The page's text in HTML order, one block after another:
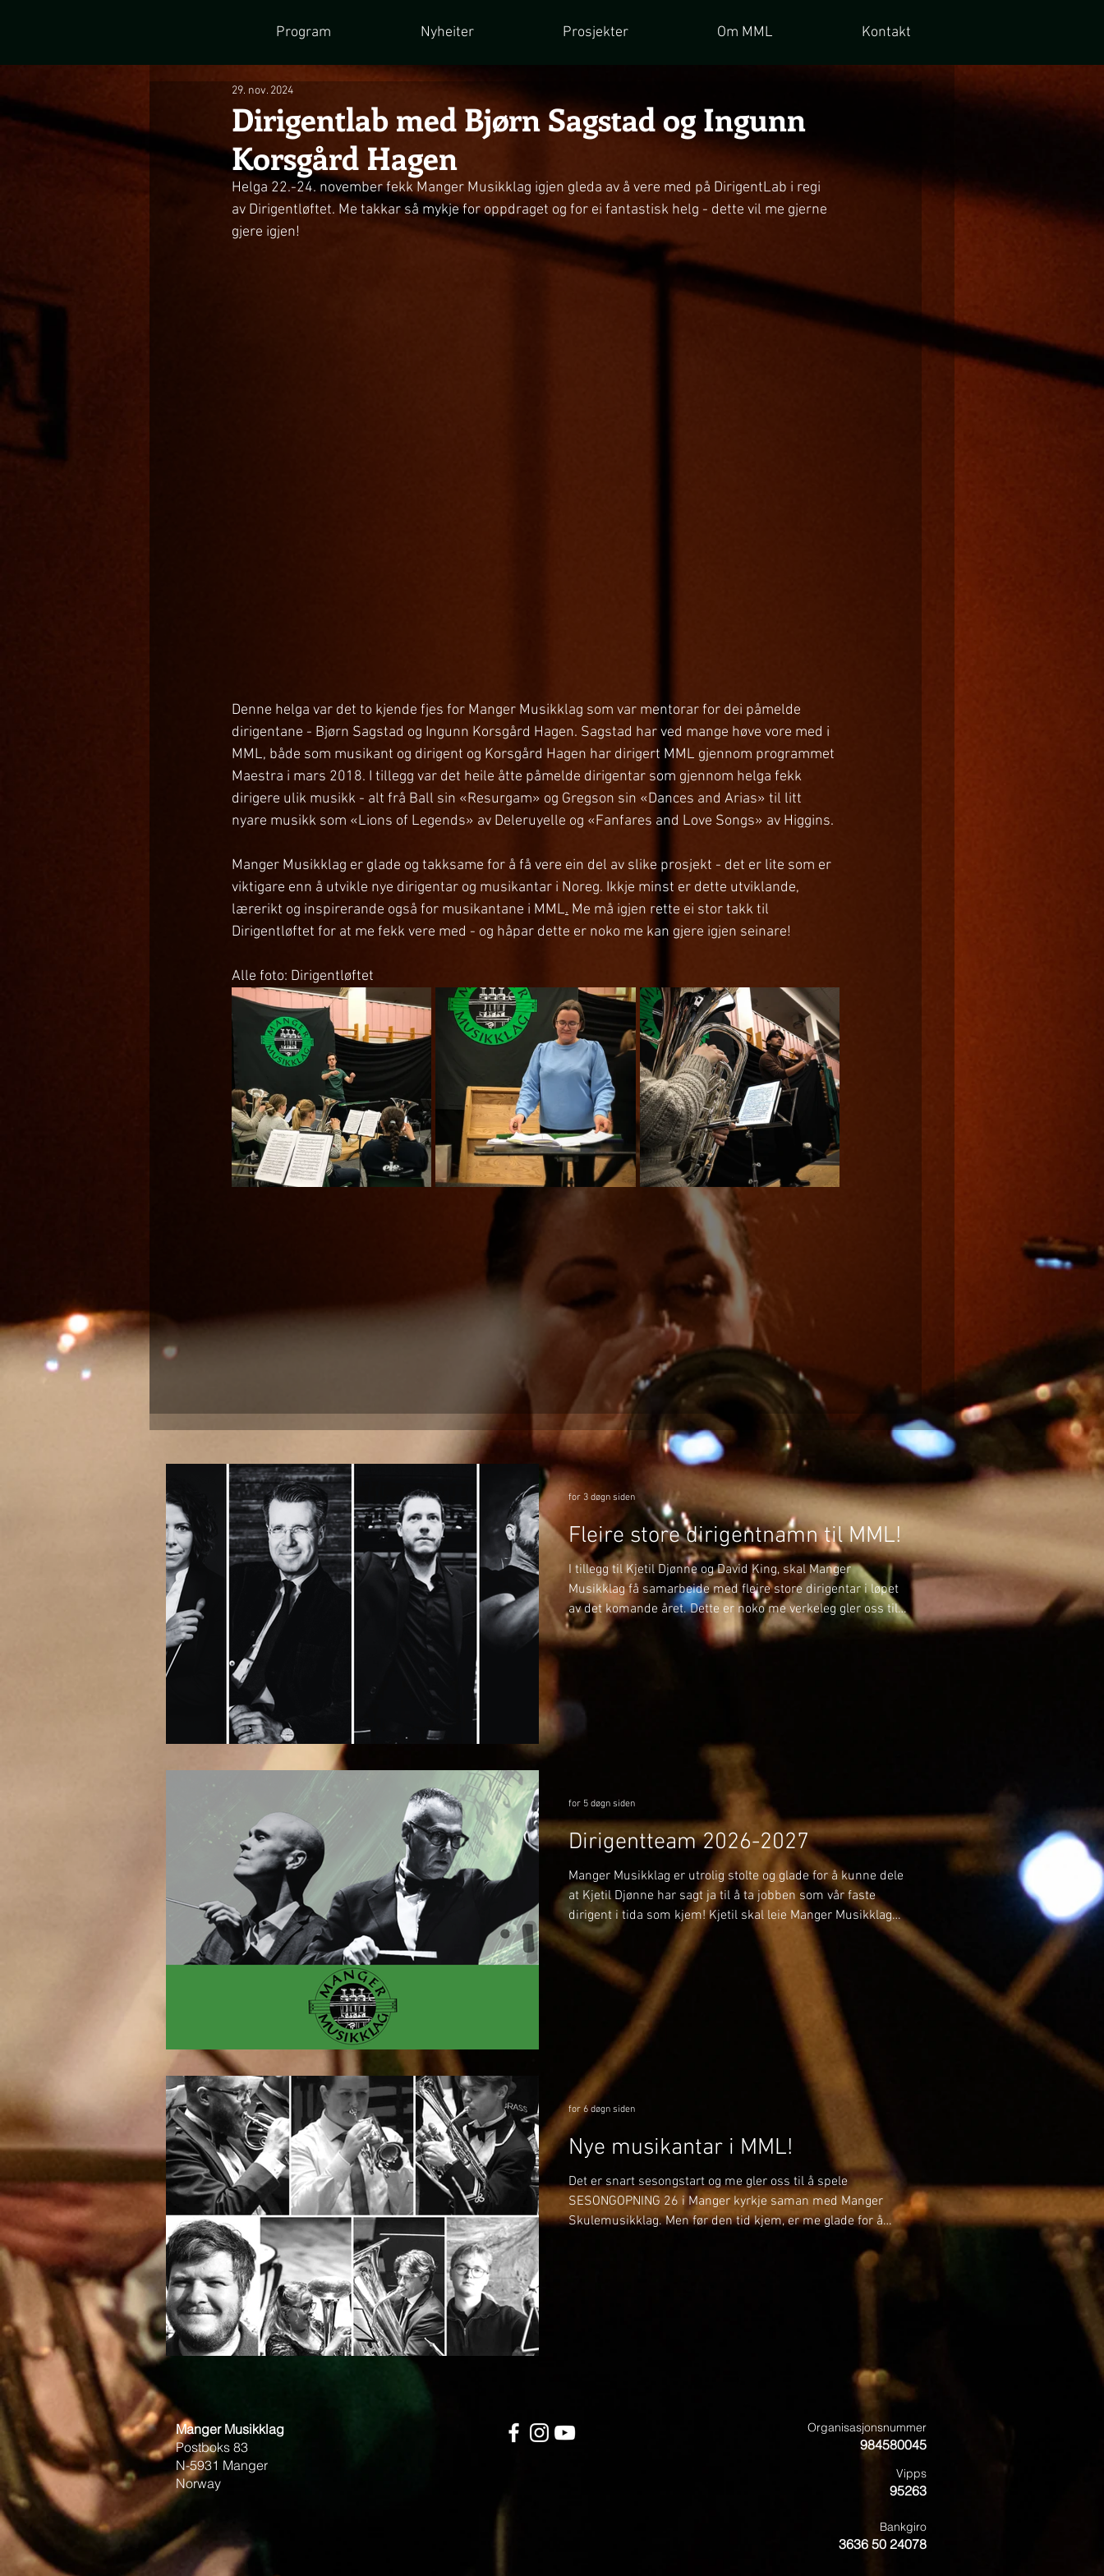
Program Nyheiter Prosjekter Om MML Kontakt
Dirigentlab med Bjørn Sagstad og Ingunn
Korsgård Hagen
29. nov. 2024
Helga 22.-24. november fekk Manger Musikklag igjen gleda av å vere med på DirigentLab i regi
av Dirigentløftet. Me takkar så mykje for oppdraget og for ei fantastisk helg - dette vil me gjerne
gjere igjen!
Denne helga var det to kjende fjes for Manger Musikklag som var mentorar for dei påmelde
dirigentane - Bjørn Sagstad og Ingunn Korsgård Hagen. Sagstad har ved mange høve vore med i
MML, både som musikant og dirigent og Korsgård Hagen har dirigert MML gjennom programmet
Maestra i mars 2018. I tillegg var det heile åtte påmelde dirigentar som gjennom helga fekk
dirigere ulik musikk - alt frå Ball sin «Resurgam» og Gregson sin «Dances and Arias» til litt
nyare musikk som «Lions of Legends» av Deleruyelle og «Fanfares and Love Songs» av Higgins.
Manger Musikklag er glade og takksame for å få vere ein del av slike prosjekt - det er lite som er
viktigare enn å utvikle nye dirigentar og musikantar i Noreg. Ikkje minst er dette utviklande,
lærerikt og inspirerande også for musikantane i MML. Me må igjen rette ei stor takk til
Dirigentløftet for at me fekk vere med - og håpar dette er noko me kan gjere igjen seinare!
Alle foto: Dirigentløftet
Fleire store dirigentnamn til MML!
I tillegg til Kjetil Djønne og David King, skal Manger
Musikklag få samarbeide med fleire store dirigentar i løpet
av det komande året. Dette er noko me verkeleg gler oss til!
På BrassWind og Julekonserten skal me bli betre kjende
med Margie Antrobus. Margie har tidlegare spelt i Manger
dirigent. Det vert eit spanande gjensyn i ei ny rolle som me
for 3 døgn siden
Dirigentteam 2026-2027
Manger Musikklag er utrolig stolte og glade for å kunne dele
at Kjetil Djønne har sagt ja til å ta jobben som vår faste
dirigent i tida som kjem! Kjetil skal leie Manger Musikklag
på flere av våre store konsertar, mellom anna
oppstartskonserten vår i Manger kyrkje og festkonserten
under det Svenske mesterskapet i november. Han skal også
vere med oss når vi deltar i Siddis Brass, og i ikkje minst
førebu laget frem mot NM Brass. Me gler oss stort til eit
spanande samarbeid med
for 5 døgn siden
Nye musikantar i MML!
Det er snart sesongstart og me gler oss til å spele
SESONGOPNING 26 i Manger kyrkje saman med Manger
Skulemusikklag. Men før den tid kjem, er me glade for å
2026. Det er eit par tidlegare musikantar som kjem tilbake
for 6 døgn siden
Manger Musikklag
Postboks 83
N-5931 Manger
Norway
Organisasjonsnummer
984580045
Vipps
95263
Bankgiro
3636 50 24078